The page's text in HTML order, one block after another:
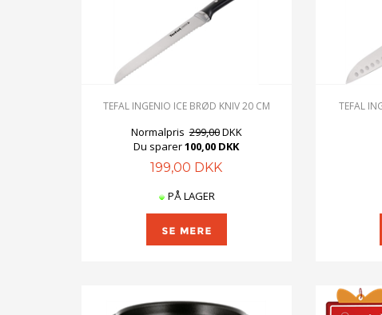
TEFAL INGENIO ICE BRØD KNIV 20 CM
Normalpris 299,00DKK
Du sparer100,00 DKK
199,00 DKK
PÅ LAGER
TEFAL